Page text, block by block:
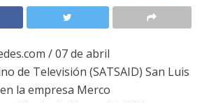
/ 07 de abril
de Televisión (SATSAID) San Luis
la empresa Merco